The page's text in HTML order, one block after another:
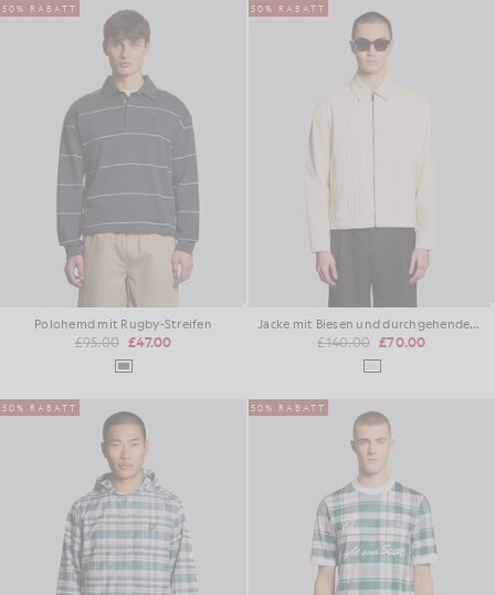
50% RABATT
Polohemd mit Rugby-Streifen
£95.00 £47.00
50% RABATT
Jacke mit Biesen und durchgehendem Reißverschluss
£140.00 £70.00
50% RABATT 50% RABATT